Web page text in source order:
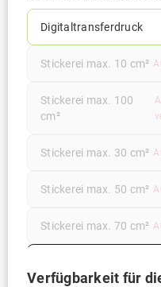
Digitaltransferdruck
Stickerei max. 10 cm²
Stickerei max. 100
cm²
Stickerei max. 30 cm²
Stickerei max. 50 cm²
Stickerei max. 70 cm²
Verfügbarkeit für